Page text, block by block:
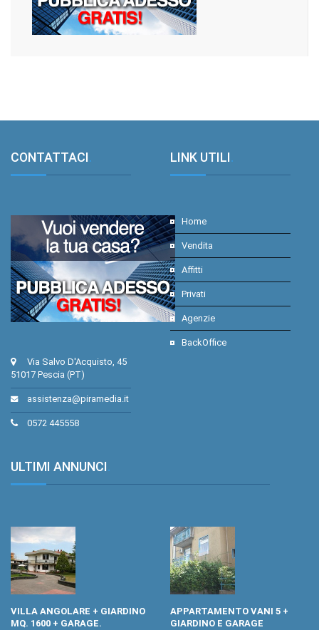
CONTATTACI.
Via Salvo D'Acquisto, 45
51017 Pescia (PT)
assistenza@piramedia.it
0572 445558
LINK UTILI.
Home
Vendita
Affitti
Privati
Agenzie
BackOffice
ULTIMI ANNUNCI.
VILLA ANGOLARE + GIARDINO
MQ. 1600 + GARAGE.
APPARTAMENTO VANI 5 +
GIARDINO E GARAGE